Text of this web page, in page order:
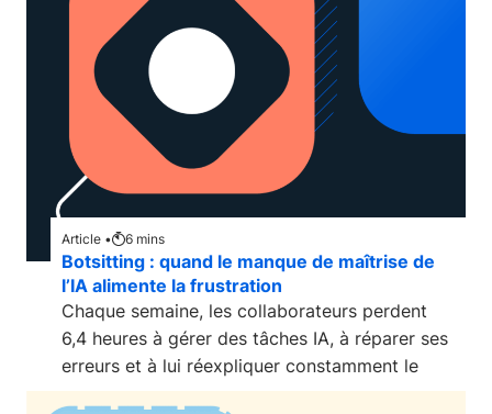
Article • 6 mins
Botsitting : quand le manque de maîtrise de
l’IA alimente la frustration
Chaque semaine, les collaborateurs perdent
6,4 heures à gérer des tâches IA, à réparer ses
erreurs et à lui réexpliquer constamment le